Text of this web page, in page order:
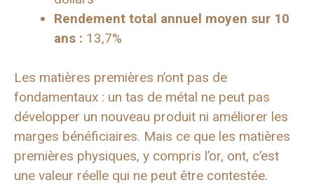
Rendement total annuel moyen sur 10
ans : 13,7%
Les matières premières n’ont pas de
fondamentaux : un tas de métal ne peut pas
développer un nouveau produit ni améliorer les
marges bénéficiaires. Mais ce que les matières
premières physiques, y compris l’or, ont, c’est
une valeur réelle qui ne peut être contestée.